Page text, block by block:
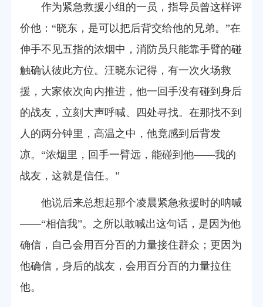
作为紧急救援小组的一员，指导员曾这样评
价他：“晓东，是可以把后背交给他的兄弟。”在
伸手不见五指的浓烟中，消防员只能靠手臂的碰
触确认彼此方位。汪晓东记得，有一次火场救
援，大家依次向内推进，他一回手没有碰到身后
的战友，立刻大声呼喊、四处寻找。在那找不到
人的两分钟里，高温之中，他竟感到后背发
凉。“浓烟里，回手一臂远，能碰到他——我的
战友，这就是信任。”
他说后来总想起那个凌晨紧急救援时的呐喊
——“相信我”。之所以敢喊出这句话，是因为他
确信，自己会用百分百的力量接住群众；更因为
他确信，身后的战友，会用百分百的力量拉住
他。